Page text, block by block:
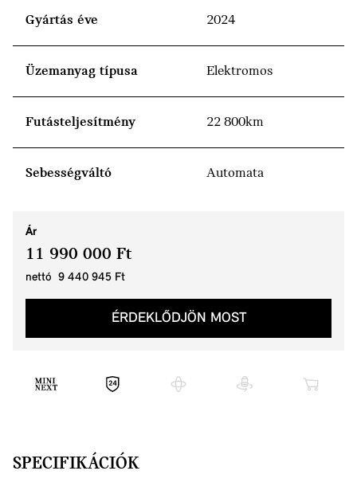
Gyártás éve 2024
Üzemanyag típusa Elektromos
Futásteljesítmény 22 800km
Sebességváltó Automata
Ár
11 990 000 Ft
nettó 9 440 945 Ft
ÉRDEKLŐDJÖN MOST
SPECIFIKÁCIÓK